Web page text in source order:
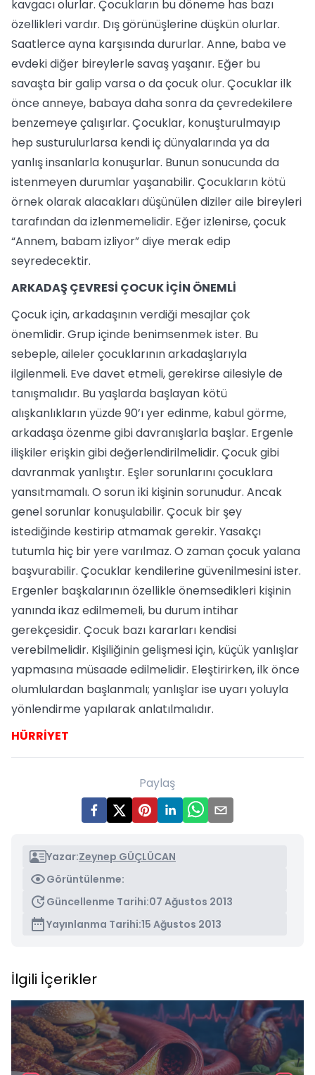
kavgacı olurlar. Çocukların bu döneme has bazı
özellikleri vardır. Dış görünüşlerine düşkün olurlar.
Saatlerce ayna karşısında dururlar. Anne, baba ve
evdeki diğer bireylerle savaş yaşanır. Eğer bu
savaşta bir galip varsa o da çocuk olur. Çocuklar ilk
önce anneye, babaya daha sonra da çevredekilere
benzemeye çalışırlar. Çocuklar, konuşturulmayıp
hep susturulurlarsa kendi iç dünyalarında ya da
yanlış insanlarla konuşurlar. Bunun sonucunda da
istenmeyen durumlar yaşanabilir. Çocukların kötü
örnek olarak alacakları düşünülen diziler aile bireyleri
tarafından da izlenmemelidir. Eğer izlenirse, çocuk
“Annem, babam izliyor” diye merak edip
seyredecektir.
ARKADAŞ ÇEVRESİ ÇOCUK İÇİN ÖNEMLİ
Çocuk için, arkadaşının verdiği mesajlar çok
önemlidir. Grup içinde benimsenmek ister. Bu
sebeple, aileler çocuklarının arkadaşlarıyla
ilgilenmeli. Eve davet etmeli, gerekirse ailesiyle de
tanışmalıdır. Bu yaşlarda başlayan kötü
alışkanlıkların yüzde 90’ı yer edinme, kabul görme,
arkadaşa özenme gibi davranışlarla başlar. Ergenle
ilişkiler erişkin gibi değerlendirilmelidir. Çocuk gibi
davranmak yanlıştır. Eşler sorunlarını çocuklara
yansıtmamalı. O sorun iki kişinin sorunudur. Ancak
genel sorunlar konuşulabilir. Çocuk bir şey
istediğinde kestirip atmamak gerekir. Yasakçı
tutumla hiç bir yere varılmaz. O zaman çocuk yalana
başvurabilir. Çocuklar kendilerine güvenilmesini ister.
Ergenler başkalarının özellikle önemsedikleri kişinin
yanında ikaz edilmemeli, bu durum intihar
gerekçesidir. Çocuk bazı kararları kendisi
verebilmelidir. Kişiliğinin gelişmesi için, küçük yanlışlar
yapmasına müsaade edilmelidir. Eleştirirken, ilk önce
olumlulardan başlanmalı; yanlışlar ise uyarı yoluyla
yönlendirme yapılarak anlatılmalıdır.
HÜRRİYET
Paylaş
Yazar:Zeynep GÜÇLÜCAN
Görüntülenme:
Güncellenme Tarihi:07 Ağustos 2013
Yayınlanma Tarihi:15 Ağustos 2013
İlgili İçerikler